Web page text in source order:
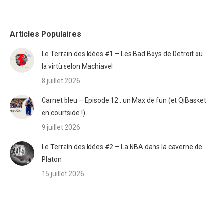
Articles Populaires
Le Terrain des Idées #1 – Les Bad Boys de Detroit ou
la virtù selon Machiavel
8 juillet 2026
Carnet bleu – Episode 12 : un Max de fun (et QiBasket
en courtside !)
9 juillet 2026
Le Terrain des Idées #2 – La NBA dans la caverne de
Platon
15 juillet 2026